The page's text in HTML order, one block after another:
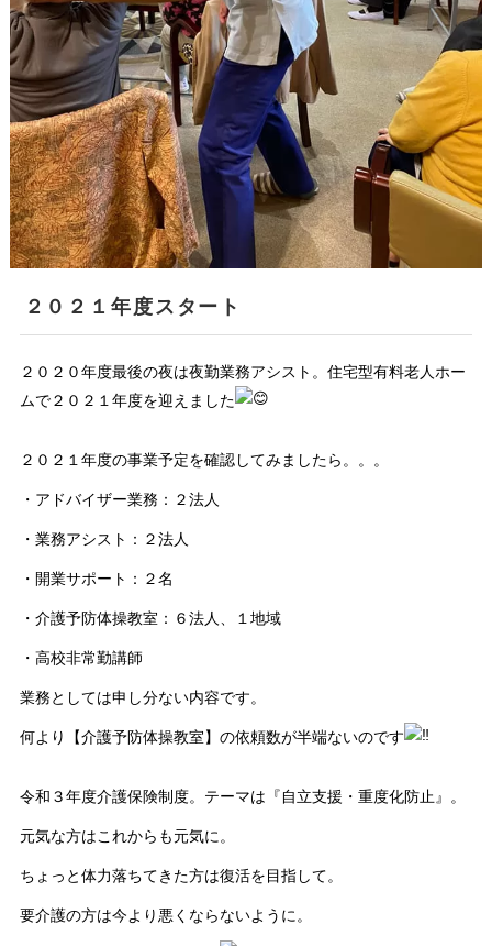
２０２１年度スタート
２０２０年度最後の夜は夜勤業務アシスト。住宅型有料老人ホー
ムで２０２１年度を迎えました
２０２１年度の事業予定を確認してみましたら。。。
・アドバイザー業務：２法人
・業務アシスト：２法人
・開業サポート：２名
・介護予防体操教室：６法人、１地域
・高校非常勤講師
業務としては申し分ない内容です。
何より【介護予防体操教室】の依頼数が半端ないのです
令和３年度介護保険制度。テーマは『自立支援・重度化防止』。
元気な方はこれからも元気に。
ちょっと体力落ちてきた方は復活を目指して。
要介護の方は今より悪くならないように。